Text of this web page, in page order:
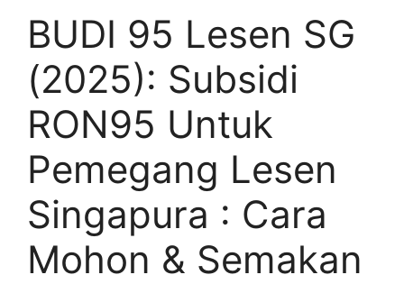
BUDI 95 Lesen SG
(2025): Subsidi
RON95 Untuk
Pemegang Lesen
Singapura : Cara
Mohon & Semakan